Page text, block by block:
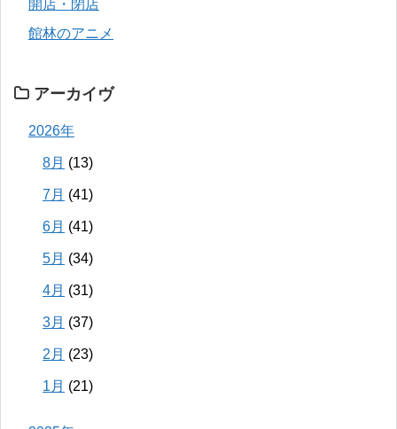
開店・閉店
館林のアニメ
アーカイヴ
2026年
8月 (13)
7月 (41)
6月 (41)
5月 (34)
4月 (31)
3月 (37)
2月 (23)
1月 (21)